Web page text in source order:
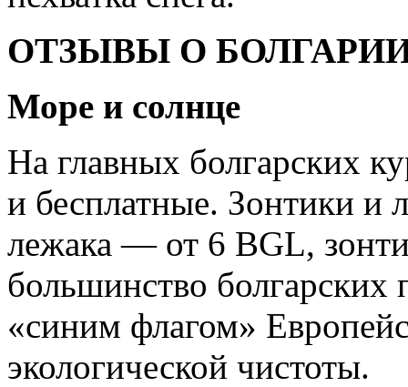
ОТЗЫВЫ О
Море и солнце
На главных болгарских
и бесплатные. Зонтики и
лежака — от 6 BGL,
большинство болгарских
«синим флагом»
экологической чистоты.